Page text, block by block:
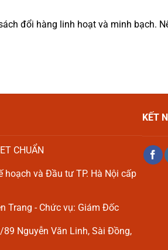
đổi hàng linh hoạt và minh bạch.
CHUẨN
hoạch và Đầu tư TP. Hà Nội cấp
Trang - Chức vụ: Giám Đốc
Nguyễn Văn Linh, Sài Đồng,
KẾT